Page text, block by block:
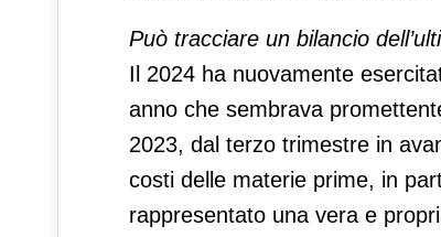
Può tracciare un bilancio
Il 2024 ha nuovamente
anno che sembrava
2023, dal terzo trimestre in
costi delle materie prime, in
rappresentato una vera e